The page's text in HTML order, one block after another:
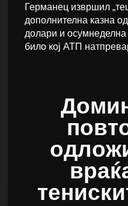
Германец извршил
дополнителна казна
долари и осумнеделна
било кој АТП